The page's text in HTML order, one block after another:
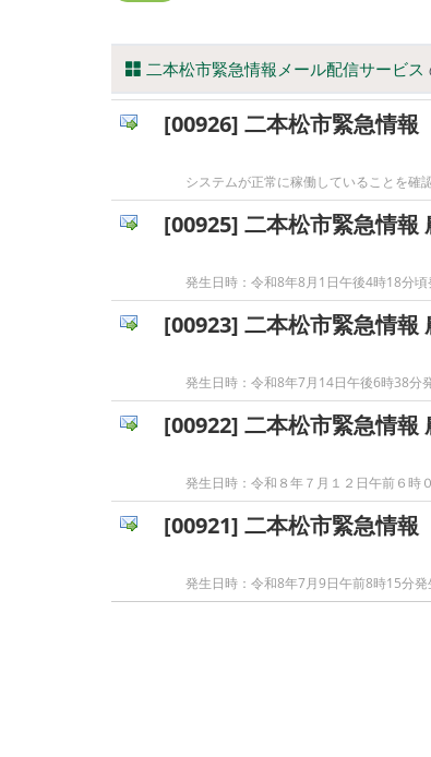
二本松市緊急情報メール配信サービス
[00926] 二本松市緊急情報
システムが正常に稼働していることを確
[00925] 二本松市緊急情報
発生日時：令和8年8月1日午後4時18分
[00923] 二本松市緊急情報
発生日時：令和8年7月14日午後6時38分
[00922] 二本松市緊急情報
発生日時：令和８年７月１２日午前６時
[00921] 二本松市緊急情
発生日時：令和8年7月9日午前8時15分